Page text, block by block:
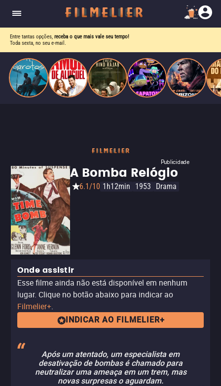
Entre tantas opções, receba o que mais vale seu tempo!
Toda sexta, no seu e-mail.
Publicidade
A Bomba Relógio
6.1/10 1h12min 1953 Drama
Onde assistir
Esse filme ainda não está disponível em nenhum
lugar. Clique no botão abaixo para indicar ao
Filmelier+.
INDICAR AO FILMELIER+
Após um atentado, um especialista em
desativação de bombas é chamado para
neutralizar uma ameaça em um trem, mas
novas surpresas o aguardam.
aceitação.